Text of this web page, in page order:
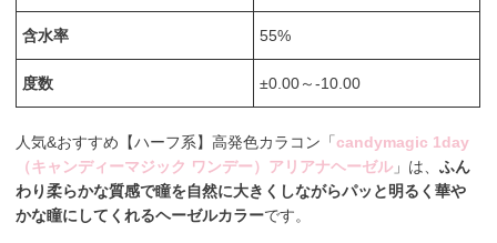
含水率 55%
度数 ±0.00～-10.00
人気&おすすめ【ハーフ系】高発色カラコン「candymagic 1day
（キャンディーマジック ワンデー）アリアナヘーゼル 」は、ふん
わり柔らかな質感で瞳を自然に大きくしながらパッと明るく華や
かな瞳にしてくれるヘーゼルカラーです。